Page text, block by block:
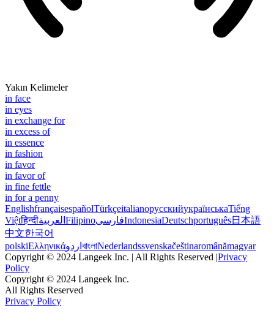
Yakın Kelimeler
in face
in eyes
in exchange for
in excess of
in essence
in fashion
in favor
in favor of
in fine fettle
in for a penny
EnglishfrançaisespañolTürkçeitalianoрусскийукраїнськаTiếng
Việtहिन्दीالعربية FilipinoفارسیIndonesiaDeutschportuguês日本語
中文한국어
polskiΕλληνικάاردو বাংলাNederlandssvenskačeštinaromânămagyar
Copyright © 2024 Langeek Inc. | All Rights Reserved |Privacy
Policy
Copyright © 2024 Langeek Inc.
All Rights Reserved
Privacy Policy